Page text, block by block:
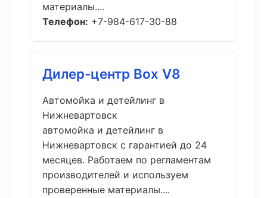
материалы....
Телефон: +7-984-617-30-88
Дилер-центр Box V8
Автомойка и детейлинг в
Нижневартовск
автомойка и детейлинг в
Нижневартовск с гарантией до 24
месяцев. Работаем по регламентам
производителей и используем
проверенные материалы....